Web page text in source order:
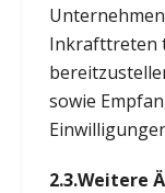
Inkrafttreten
sowie
2.3.Weitere